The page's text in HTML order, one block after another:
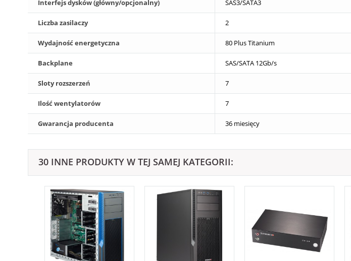
Interfejs dysków (główny/opcjonalny) SAS3/SATA3
Liczba zasilaczy 2
Wydajność energetyczna 80 Plus Titanium
Backplane SAS/SATA 12Gb/s
Sloty rozszerzeń 7
Ilość wentylatorów 7
Gwarancja producenta 36 miesięcy
30 INNE PRODUKTY W TEJ SAMEJ KATEGORII: